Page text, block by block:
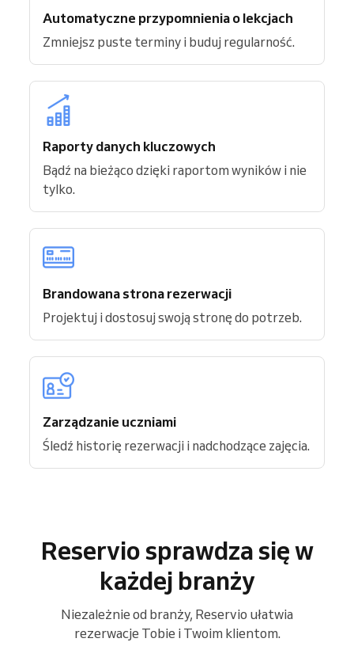
Automatyczne przypomnienia o lekcjach
Zmniejsz puste terminy i buduj regularność.
Raporty danych kluczowych
Bądź na bieżąco dzięki raportom wyników i nie
tylko.
Brandowana strona rezerwacji
Projektuj i dostosuj swoją stronę do potrzeb.
Zarządzanie uczniami
Śledź historię rezerwacji i nadchodzące zajęcia.
Reservio sprawdza się w
każdej branży
Niezależnie od branży, Reservio ułatwia
rezerwacje Tobie i Twoim klientom.